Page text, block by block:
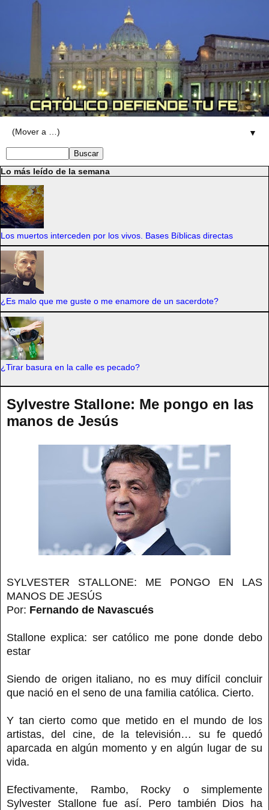
▼
Lo más leído de la semana
Los muertos interceden por los vivos. Bases Bíblicas directas
¿Es malo que me guste o me enamore de un sacerdote?
¿Tirar basura en la calle es pecado?
Sylvestre Stallone: Me pongo en las
manos de Jesús
SYLVESTER STALLONE: ME PONGO EN LAS
MANOS DE JESÚS
Por: Fernando de Navascués
Stallone explica: ser católico me pone donde debo
estar
Siendo de origen italiano, no es muy difícil concluir
que nació en el seno de una familia católica. Cierto.
Y tan cierto como que metido en el mundo de los
artistas, del cine, de la televisión… su fe quedó
aparcada en algún momento y en algún lugar de su
vida.
Efectivamente, Rambo, Rocky o simplemente
Sylvester Stallone fue así. Pero también Dios ha